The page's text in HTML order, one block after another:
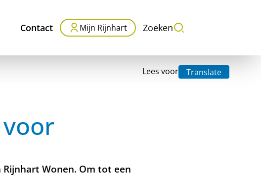
Contact Mijn Rijnhart Zoeken
Lees voor Translate
Wonen. Om tot een